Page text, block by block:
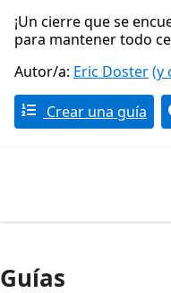
¡Un cierre que se
para mantener todo
Autor/a: Eric Doster(y
Crear una guía
Guías